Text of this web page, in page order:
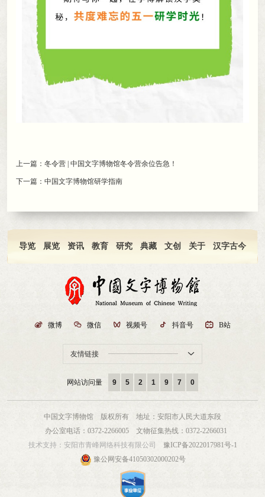
上一篇： 冬令营 | 中国文字博物馆冬令营余位告急！
下一篇： 中国文字博物馆研学指南
导览 展览 资讯 教育 研究 典藏 文创 关于 汉字古今
友情链接 
 微博  微信  视频号  抖音号  B站
网站访问量 9 5 2 1 9 7 0
中国文字博物馆 版权所有 地址：安阳市人民大道东段
办公室电话：0372-2266005 文物征集热线：0372-2266031
技术支持： 安阳市青峰网络科技有限公司
豫ICP备2022017981号-1
豫公网安备41050302000202号